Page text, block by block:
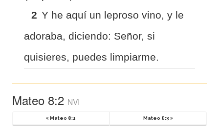
2 Y he aquí un leproso vino, y le
adoraba, diciendo: Señor, si
quisieres, puedes limpiarme.
Mateo 8:2 NVI
Mateo 8:1 Mateo 8:3